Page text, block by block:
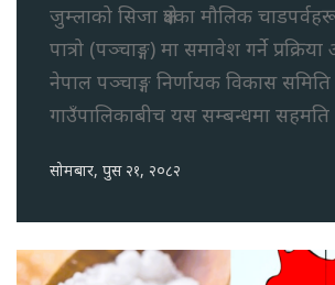
जुम्लाको सिजा क्षेत्रका मौलिक
पात्रो (पञ्चाङ्ग) मा समावेश गर्ने
नेपाल पञ्चाङ्ग निर्णायक विकास
गाउँपालिकाबीच यस सम्बन्धमा सहमति
सोमबार, पुस २१, २०८२